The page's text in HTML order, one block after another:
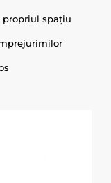
propriul spațiu